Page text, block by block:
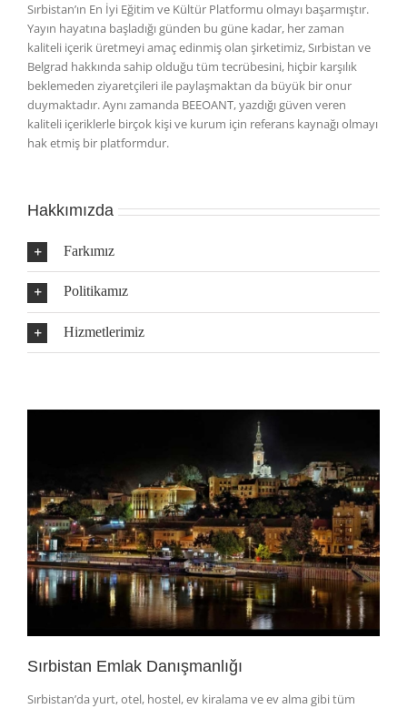
Sırbistan’ın En İyi Eğitim ve Kültür Platformu olmayı başarmıştır.
Yayın hayatına başladığı günden bu güne kadar, her zaman
kaliteli içerik üretmeyi amaç edinmiş olan şirketimiz, Sırbistan ve
Belgrad hakkında sahip olduğu tüm tecrübesini, hiçbir karşılık
beklemeden ziyaretçileri ile paylaşmaktan da büyük bir onur
duymaktadır. Aynı zamanda BEEOANT, yazdığı güven veren
kaliteli içeriklerle birçok kişi ve kurum için referans kaynağı olmayı
hak etmiş bir platformdur.
Hakkımızda
Farkımız
Politikamız
Hizmetlerimiz
Sırbistan Emlak Danışmanlığı
Sırbistan’da yurt, otel, hostel, ev kiralama ve ev alma gibi tüm